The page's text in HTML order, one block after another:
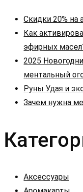
Скидки 20% на
Как
эфирных
2025
ментальный
Руны Удая и
Зачем нужна
Аксессуары